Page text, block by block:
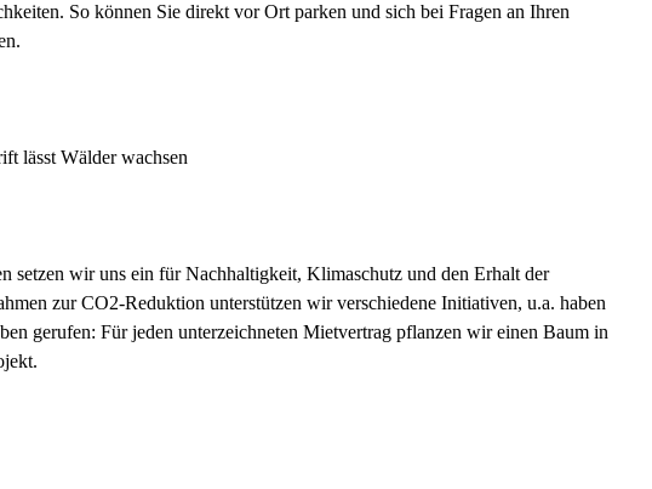
So können Sie direkt vor Ort parken und sich bei Fragen an Ihren
lässt Wälder wachsen
setzen wir uns ein für Nachhaltigkeit, Klimaschutz und den Erhalt der
zur CO2-Reduktion unterstützen wir verschiedene Initiativen, u.a. haben
gerufen: Für jeden unterzeichneten Mietvertrag pflanzen wir einen Baum in